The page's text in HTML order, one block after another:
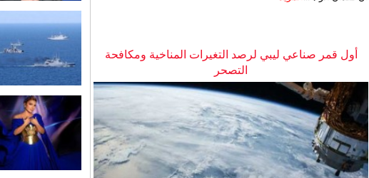
أول قمر صناعي ليبي لرصد التغيرات المناخية ومكافحة
التصحر